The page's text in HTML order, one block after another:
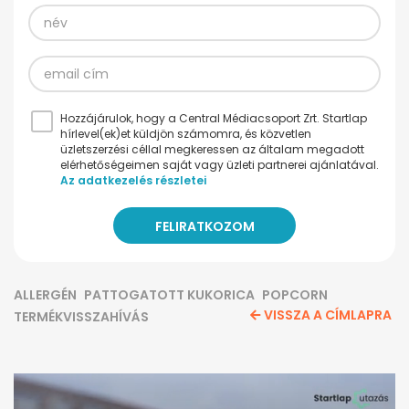
Hozzájárulok, hogy a Central Médiacsoport Zrt. Startlap
hírlevel(ek)et küldjön számomra, és közvetlen
üzletszerzési céllal megkeressen az általam megadott
elérhetőségeimen saját vagy üzleti partnerei ajánlatával.
Az adatkezelés részletei
ALLERGÉN PATTOGATOTT KUKORICA POPCORN
TERMÉKVISSZAHÍVÁS
VISSZA A CÍMLAPRA